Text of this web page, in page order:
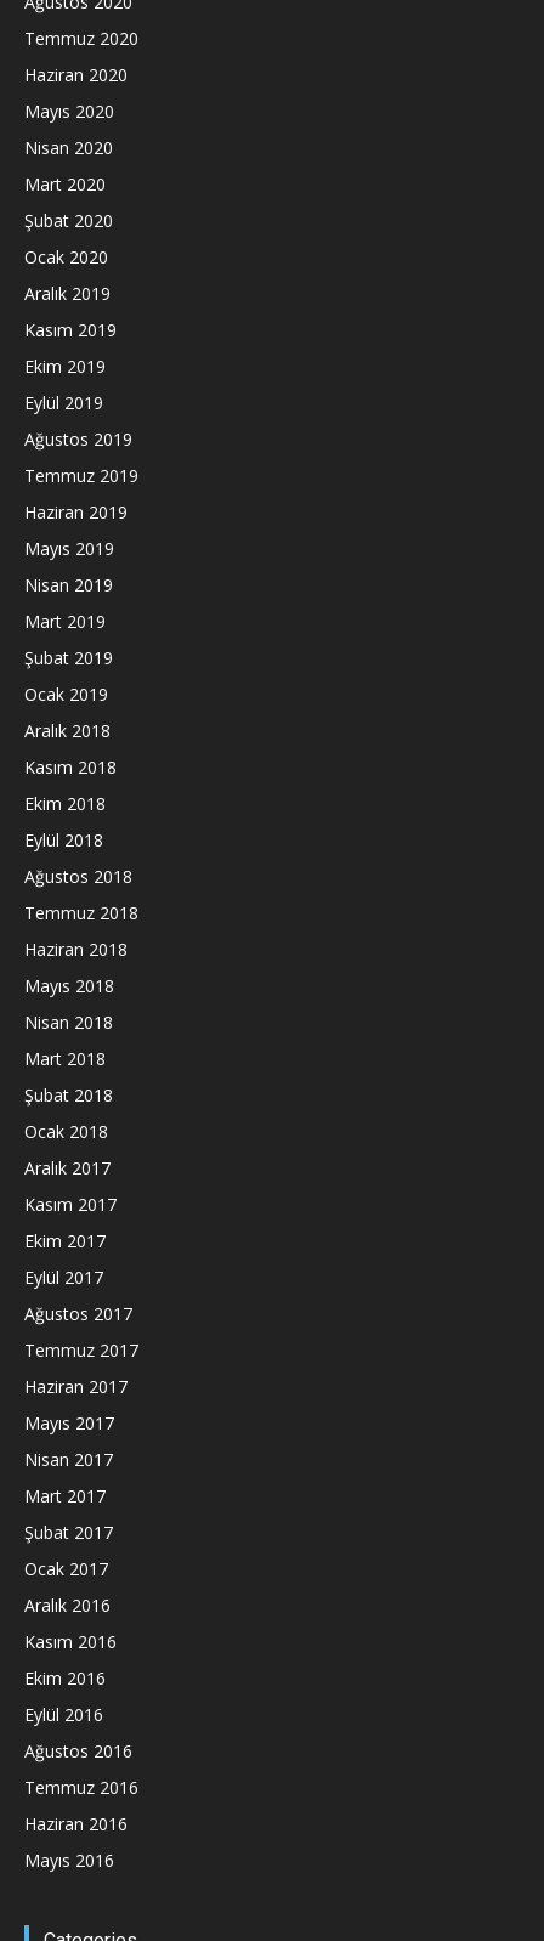
Temmuz 2020
Haziran 2020
Mayıs 2020
Nisan 2020
Mart 2020
Şubat 2020
Ocak 2020
Aralık 2019
Kasım 2019
Ekim 2019
Eylül 2019
Ağustos 2019
Temmuz 2019
Haziran 2019
Mayıs 2019
Nisan 2019
Mart 2019
Şubat 2019
Ocak 2019
Aralık 2018
Kasım 2018
Ekim 2018
Eylül 2018
Ağustos 2018
Temmuz 2018
Haziran 2018
Mayıs 2018
Nisan 2018
Mart 2018
Şubat 2018
Ocak 2018
Aralık 2017
Kasım 2017
Ekim 2017
Eylül 2017
Ağustos 2017
Temmuz 2017
Haziran 2017
Mayıs 2017
Nisan 2017
Mart 2017
Şubat 2017
Ocak 2017
Aralık 2016
Kasım 2016
Ekim 2016
Eylül 2016
Ağustos 2016
Temmuz 2016
Haziran 2016
Mayıs 2016